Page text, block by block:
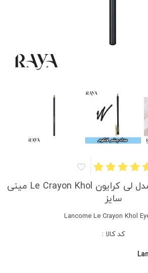
مداد چشم لانکوم مدل لی کرایون Le Crayon Khol مینی
سایز
Lancome Le Crayon Khol
کد کالا :